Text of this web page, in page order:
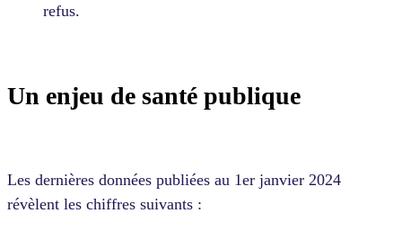
refus.
Un enjeu de santé publique
Les dernières données publiées au 1er janvier 2024
révèlent les chiffres suivants :